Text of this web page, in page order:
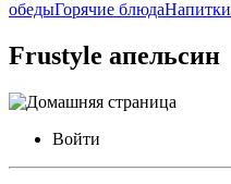
обедыГорячие блюдаНапитки
Frustyle апельсин
Войти